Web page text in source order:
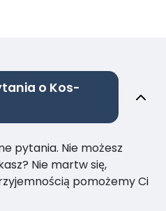
o Kos-
pytania. Nie możesz
Nie martw się,
pomożemy Ci